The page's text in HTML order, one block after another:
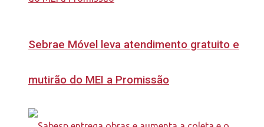
Sebrae Móvel leva atendimento gratuito e
mutirão do MEI a Promissão